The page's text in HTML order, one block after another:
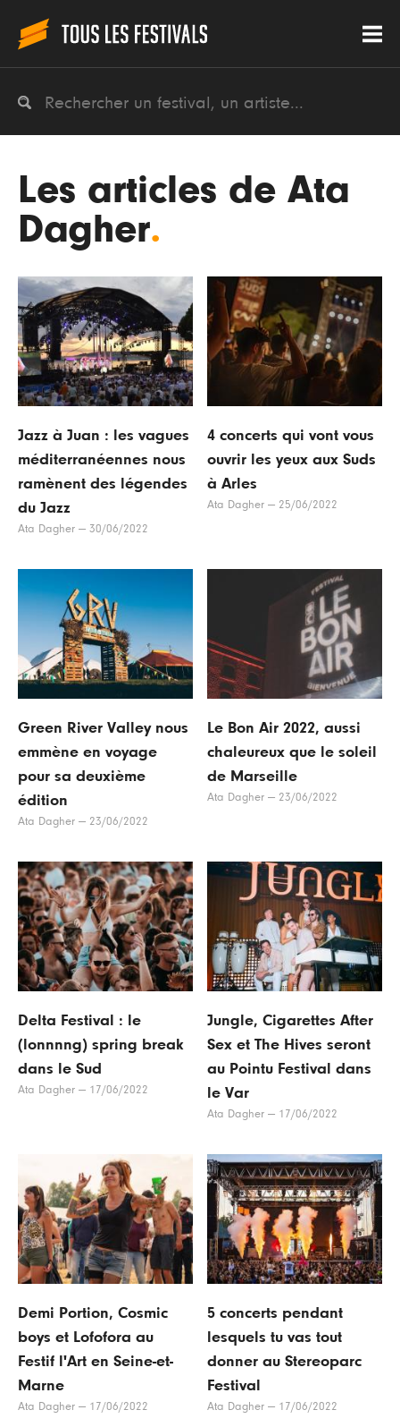
Les articles de Ata
Dagher.
Jazz à Juan : les vagues
méditerranéennes nous
ramènent des légendes
du Jazz
Ata Dagher — 30/06/2022
4 concerts qui vont vous
ouvrir les yeux aux Suds
à Arles
Ata Dagher — 25/06/2022
Green River Valley nous
emmène en voyage
pour sa deuxième
édition
Ata Dagher — 23/06/2022
Le Bon Air 2022, aussi
chaleureux que le soleil
de Marseille
Ata Dagher — 23/06/2022
Delta Festival : le
(lonnnng) spring break
dans le Sud
Ata Dagher — 17/06/2022
Jungle, Cigarettes After
Sex et The Hives seront
au Pointu Festival dans
le Var
Ata Dagher — 17/06/2022
Demi Portion, Cosmic
boys et Lofofora au
Festif l'Art en Seine-et-
Marne
Ata Dagher — 17/06/2022
5 concerts pendant
lesquels tu vas tout
donner au Stereoparc
Festival
Ata Dagher — 17/06/2022